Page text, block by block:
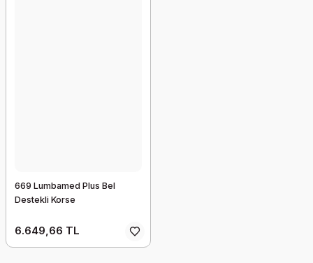
669 Lumbamed Plus Bel
Destekli Korse
6.649,66 TL